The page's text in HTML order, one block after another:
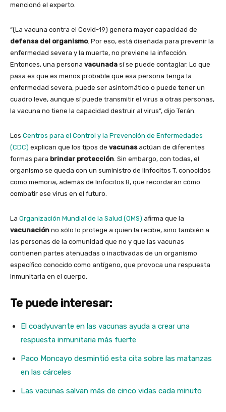
mencionó el experto.
“(La vacuna contra el Covid-19) genera mayor capacidad de
defensa del organismo. Por eso, está diseñada para prevenir la
enfermedad severa y la muerte, no previene la infección.
Entonces, una persona vacunada sí se puede contagiar. Lo que
pasa es que es menos probable que esa persona tenga la
enfermedad severa, puede ser asintomático o puede tener un
cuadro leve, aunque sí puede transmitir el virus a otras personas,
la vacuna no tiene la capacidad destruir al virus”, dijo Terán.
Los Centros para el Control y la Prevención de Enfermedades
(CDC) explican que los tipos de vacunasactúan de diferentes
formas para brindar protección . Sin embargo, con todas, el
organismo se queda con un suministro de linfocitos T, conocidos
como memoria, además de linfocitos B, que recordarán cómo
combatir ese virus en el futuro.
La Organización Mundial de la Salud (OMS) afirma que la
vacunación no sólo lo protege a quien la recibe, sino también a
las personas de la comunidad que no y que las vacunas
contienen partes atenuadas o inactivadas de un organismo
específico conocido como antígeno, que provoca una respuesta
inmunitaria en el cuerpo.
Te puede interesar:
El coadyuvante en las vacunas ayuda a crear una
respuesta inmunitaria más fuerte
Paco Moncayo desmintió esta cita sobre las matanzas
en las cárceles
Las vacunas salvan más de cinco vidas cada minuto